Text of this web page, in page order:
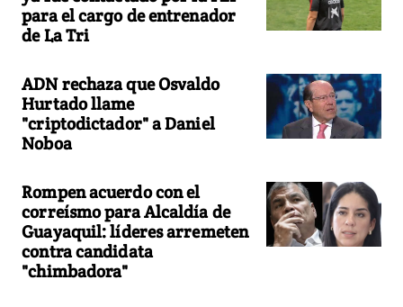
para el cargo de entrenador
de La Tri
ADN rechaza que Osvaldo
Hurtado llame
"criptodictador" a Daniel
Noboa
Rompen acuerdo con el
correísmo para Alcaldía de
Guayaquil: líderes arremeten
contra candidata
"chimbadora"